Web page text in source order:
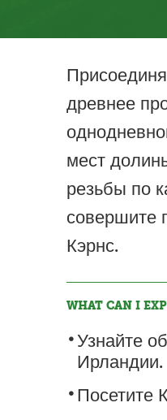
древнее
мест
резьбы по
совершите
Кэрнс.
WHAT CAN I
Узнайте
Ирландии.
Посетите